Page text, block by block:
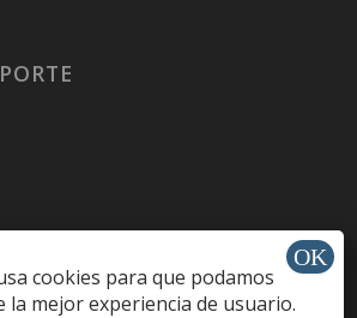
cookies para que podamos
mejor experiencia de usuario.